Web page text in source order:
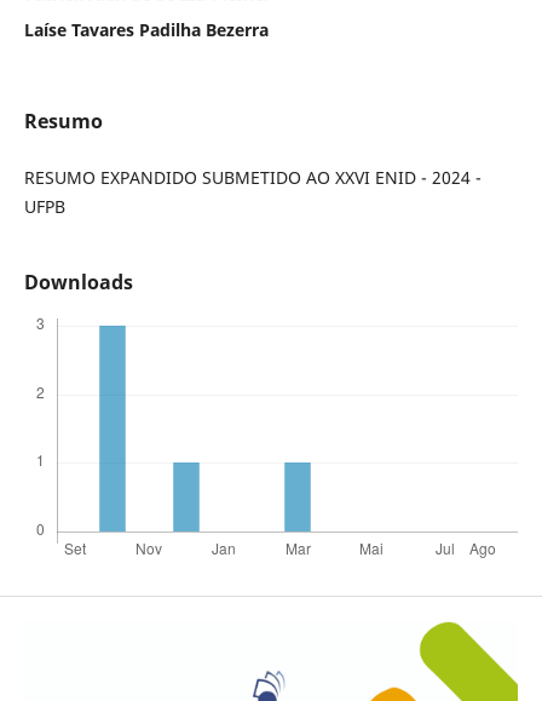
Laíse Tavares Padilha Bezerra
Resumo
RESUMO EXPANDIDO SUBMETIDO AO XXVI ENID - 2024 -
UFPB
Downloads